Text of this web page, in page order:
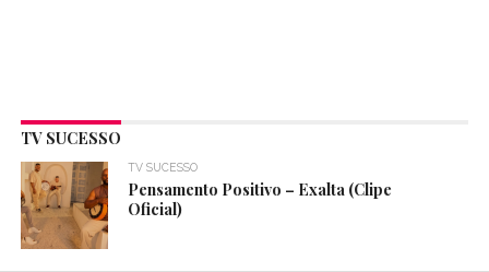
TV SUCESSO
TV SUCESSO
Pensamento Positivo – Exalta (Clipe
Oficial)